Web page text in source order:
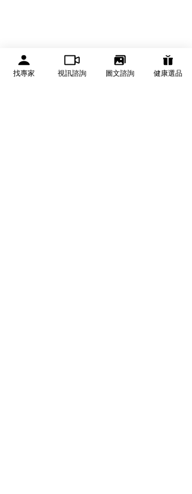
找專家 視訊諮詢 圖文諮詢 健康選品